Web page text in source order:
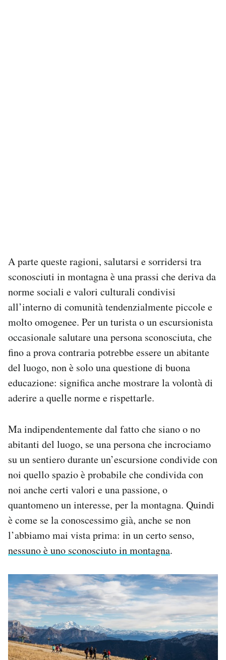
A parte queste ragioni, salutarsi e sorridersi tra
sconosciuti in montagna è una prassi che deriva da
norme sociali e valori culturali condivisi
all’interno di comunità tendenzialmente piccole e
molto omogenee. Per un turista o un escursionista
occasionale salutare una persona sconosciuta, che
fino a prova contraria potrebbe essere un abitante
del luogo, non è solo una questione di buona
educazione: significa anche mostrare la volontà di
aderire a quelle norme e rispettarle.
Ma indipendentemente dal fatto che siano o no
abitanti del luogo, se una persona che incrociamo
su un sentiero durante un’escursione condivide con
noi quello spazio è probabile che condivida con
noi anche certi valori e una passione, o
quantomeno un interesse, per la montagna. Quindi
è come se la conoscessimo già, anche se non
l’abbiamo mai vista prima: in un certo senso,
nessuno è uno sconosciuto in montagna.